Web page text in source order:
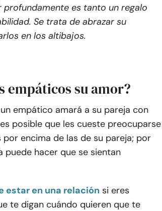
es tanto un regalo
Se trata de abrazar su
en los altibajos.
empáticos su amor?
empático amará a su pareja con
posible que les cueste preocuparse
encima de las de su pareja; por
puede hacer que se sientan
estar en una relación si eres
te digan cuándo quieren que te